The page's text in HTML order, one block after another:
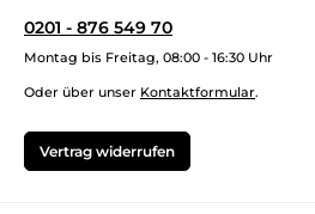
0201 - 876 549 70
Montag bis Freitag, 08:00 - 16:30 Uhr
Oder über unser Kontaktformular.
Vertrag widerrufen